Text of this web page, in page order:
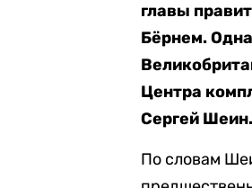
главы
Бёрнем.
Центра
Сергей Шеин.
По словам